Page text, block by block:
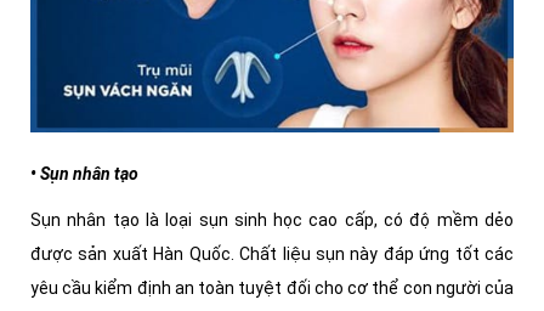
• Sụn nhân tạo
Sụn nhân tạo là loại sụn sinh học cao cấp, có độ mềm dẻo
được sản xuất Hàn Quốc.Chất liệu sụn này đáp ứng tốt các
yêu cầu kiểm định an toàn tuyệt đối cho cơ thể con người của